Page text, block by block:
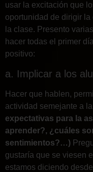
usar la excitación que
oportunidad de dirigir
la clase. Presento
hacer todas el primer
positivo:
a. Implicar a los
Hacer que hablen,
actividad semejante a
expectativas para la
aprender?, ¿cuáles
sentimientos?…)
gustaría que se viesen
estamos diciendo